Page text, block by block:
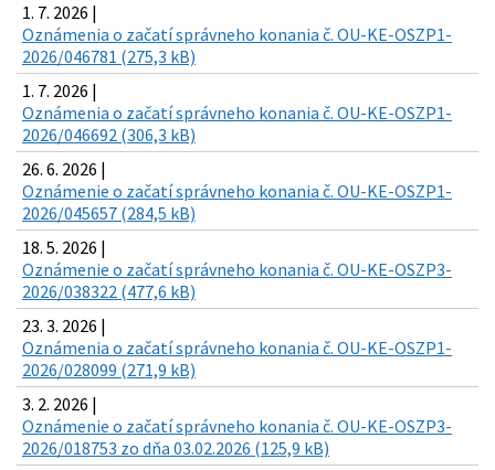
1. 7. 2026 |
Oznámenia o začatí správneho konania č. OU-KE-OSZP1-
2026/046781 (275,3 kB)
1. 7. 2026 |
Oznámenia o začatí správneho konania č. OU-KE-OSZP1-
2026/046692 (306,3 kB)
26. 6. 2026 |
Oznámenie o začatí správneho konania č. OU-KE-OSZP1-
2026/045657 (284,5 kB)
18. 5. 2026 |
Oznámenie o začatí správneho konania č. OU-KE-OSZP3-
2026/038322 (477,6 kB)
23. 3. 2026 |
Oznámenia o začatí správneho konania č. OU-KE-OSZP1-
2026/028099 (271,9 kB)
3. 2. 2026 |
Oznámenie o začatí správneho konania č. OU-KE-OSZP3-
2026/018753 zo dňa 03.02.2026 (125,9 kB)